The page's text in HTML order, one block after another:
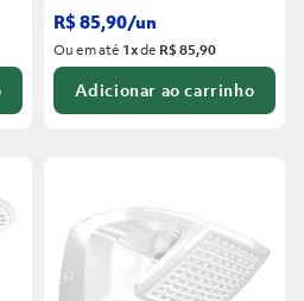
R$85,90/un
Ou em até 1xde R$ 85,90
Adicionar ao carrinho